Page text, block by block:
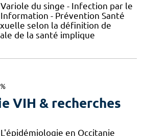
du singe - Infection par le
- Prévention Santé
selon la définition de
de la santé implique
VIH & recherches
en Occitanie